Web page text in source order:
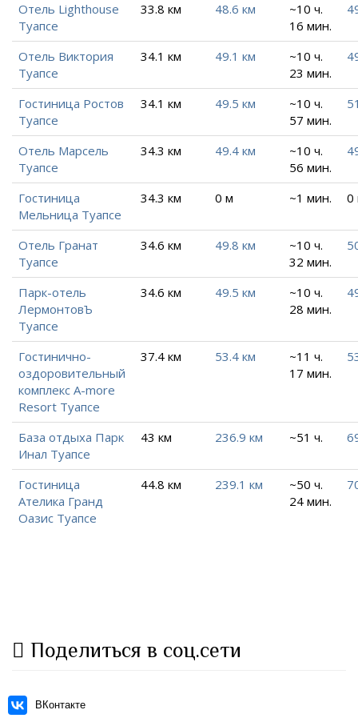
Отель Lighthouse
Туапсе
33.8 км 48.6 км
~10 ч.
16 мин.
Отель Виктория
Туапсе
34.1 км 49.1 км
~10 ч.
23 мин.
Гостиница Ростов
Туапсе
34.1 км 49.5 км
~10 ч.
57 мин.
Отель Марсель
Туапсе
34.3 км 49.4 км
~10 ч.
56 мин.
Гостиница
Мельница Туапсе
34.3 км 0 м ~1 мин. 0
Отель Гранат
Туапсе
34.6 км 49.8 км
~10 ч.
32 мин.
Парк-отель
ЛермонтовЪ
Туапсе
34.6 км 49.5 км
~10 ч.
28 мин.
Гостинично-
оздоровительный
комплекс A-more
Resort Туапсе
37.4 км 53.4 км
~11 ч.
17 мин.
База отдыха Парк
Инал Туапсе
43 км 236.9 км ~51 ч.
Гостиница
Ателика Гранд
Оазис Туапсе
44.8 км 239.1 км
~50 ч.
24 мин.
Поделиться в соц.сети
ВКонтакте